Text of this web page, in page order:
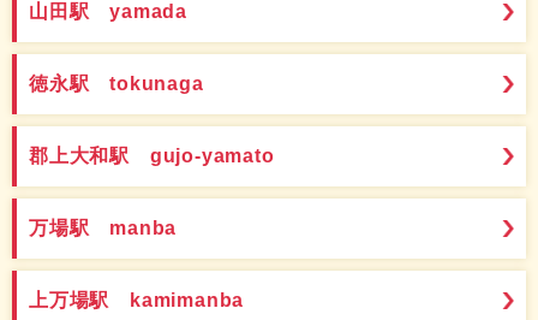
山田駅 yamada
徳永駅 tokunaga
郡上大和駅 gujo-yamato
万場駅 manba
上万場駅 kamimanba